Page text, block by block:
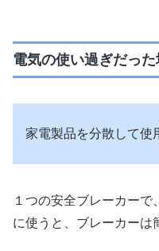
電気の使い過ぎだっ
家電製品を分散して使
１つの安全ブレーカー
に使うと、ブレーカーは